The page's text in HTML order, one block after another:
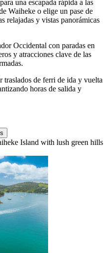
una escapada rápida a las
Waiheke o elige un pase de
relajadas y vistas panorámicas
Occidental con paradas en
y atracciones clave de las
traslados de ferri de ida y vuelta
horas de salida y
Island with lush green hills